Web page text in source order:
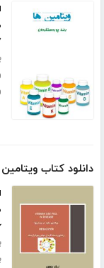
دانلود کتاب